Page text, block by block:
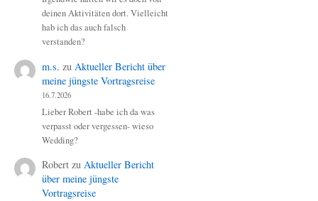
deinen Aktivitäten dort. Vielleicht
hab ich das auch falsch
verstanden?
m.s. zu Aktueller Bericht über
meine jüngste Vortragsreise
16.7.2026
Lieber Robert -habe ich da was
verpasst oder vergessen- wieso
Wedding?
Robert zu Aktueller Bericht
über meine jüngste
Vortragsreise